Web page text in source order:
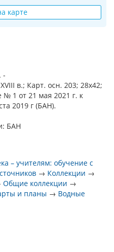
карте
-
в.; Карт. осн. 203; 28х42;
1 от 21 мая 2021 г. к
2019 г (БАН).
БАН
– учителям: обучение с
→ Коллекции →
Общие коллекции →
и планы → Водные